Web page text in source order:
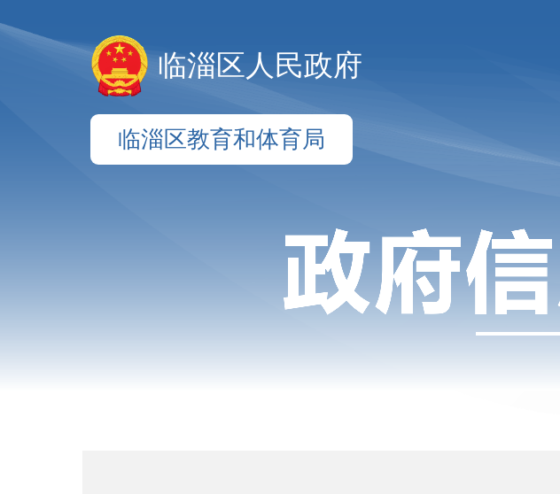
临淄区人民政府
临淄区教育和体育局